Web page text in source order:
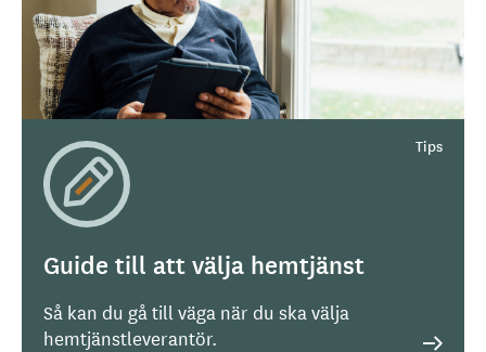
Guide till att välja hemtjänst
Så kan du gå till väga när du ska välja
hemtjänstleverantör.